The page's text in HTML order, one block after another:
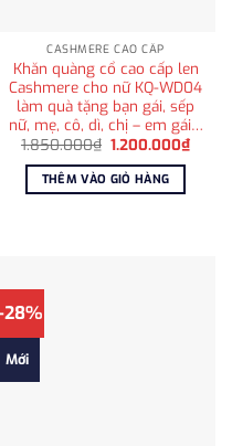
CASHMERE CAO CẤP
Khăn quàng cổ cao cấp len
Cashmere cho nữ KQ-WD04
làm quà tặng bạn gái, sếp
nữ, mẹ, cô, dì, chị – em gái…
1.850.000₫ Giá
là:
1.850.000₫.
1.200.000₫Giá
hiện
THÊM VÀO GIỎ HÀNG
28%
Mới